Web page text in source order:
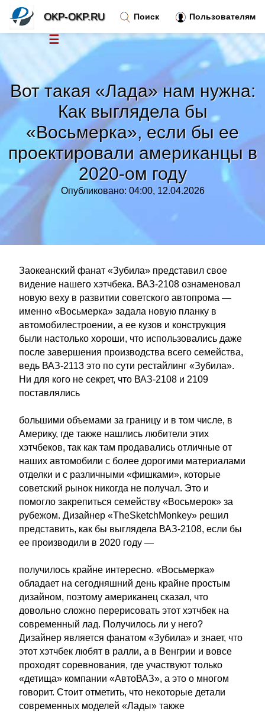
Вот такая «Лада» нам нужна:
Как выглядела бы
«Восьмерка», если бы ее
проектировали американцы в
2020-ом году
Опубликовано: 04:00, 12.04.2026
Заокеанский фанат «Зубила» представил свое
видение нашего хэтчбека. ВАЗ-2108 ознаменовал
новую веху в развитии советского автопрома —
именно «Восьмерка» задала новую планку в
автомобилестроении, а ее кузов и конструкция
были настолько хороши, что использовались даже
после завершения производства всего семейства,
ведь ВАЗ-2113 это по сути рестайлинг «Зубила».
Ни для кого не секрет, что ВАЗ-2108 и 2109
поставлялись
большими объемами за границу и в том числе, в
Америку, где также нашлись любители этих
хэтчбеков, так как там продавались отличные от
наших автомобили с более дорогими материалами
отделки и с различными «фишками», которые
советский рынок никогда не получал. Это и
помогло закрепиться семейству «Восьмерок» за
рубежом. Дизайнер «TheSketchMonkey» решил
представить, как бы выглядела ВАЗ-2108, если бы
ее производили в 2020 году —
получилось крайне интересно. «Восьмерка»
обладает на сегодняшний день крайне простым
дизайном, поэтому американец сказал, что
довольно сложно перерисовать этот хэтчбек на
современный лад. Получилось ли у него?
Дизайнер является фанатом «Зубила» и знает, что
этот хэтчбек любят в ралли, а в Венгрии и вовсе
проходят соревнования, где участвуют только
«детища» компании «АвтоВАЗ», а это о многом
говорит. Стоит отметить, что некоторые детали
современных моделей «Лады» также
Поиск Пользователям
OKP-OKP.RU
☰
Тренды новостей»
Рубрики»
Правила »
Контакт